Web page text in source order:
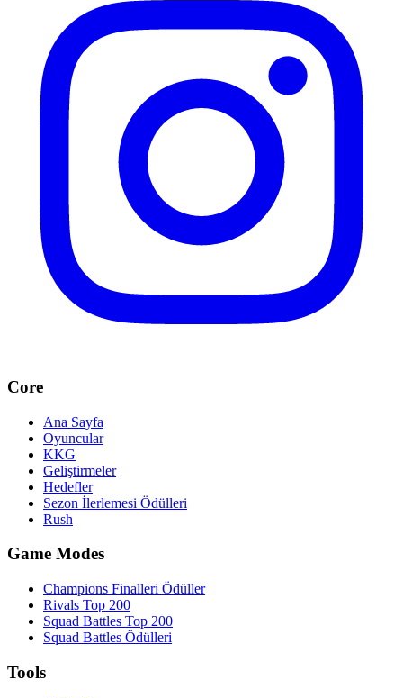
Core
Ana Sayfa
Oyuncular
KKG
Geliştirmeler
Hedefler
Sezon İlerlemesi Ödülleri
Rush
Game Modes
Champions Finalleri Ödüller
Rivals Top 200
Squad Battles Top 200
Squad Battles Ödülleri
Tools